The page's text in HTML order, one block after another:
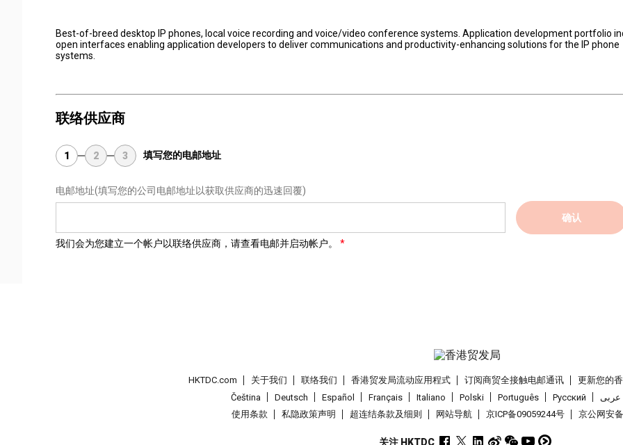
Best-of-breed desktop IP phones, local voice recording and voice/video conference systems. Application development portfolio
open interfaces enabling application developers to deliver communications and productivity-enhancing solutions for the IP phone
systems.
联络供应商
1 2 3 填写您的电邮地址
电邮地址(填写您的公司电邮地址以获取供应商的迅速回覆)
确认
我们会为您建立一个帐户以联络供应商，请查看电邮并启动帐户。
HKTDC.com 关于我们 联络我们 香港贸发局流动应用程式 订阅商贸全接触电邮通讯 更新您的
Čeština
Deutsch Español Français Italiano Polski Português Pусский عربى
使用条款
私隐政策声明 超连结条款及细则 网站导航 京ICP备09059244号 京公网安
关注 HKTDC